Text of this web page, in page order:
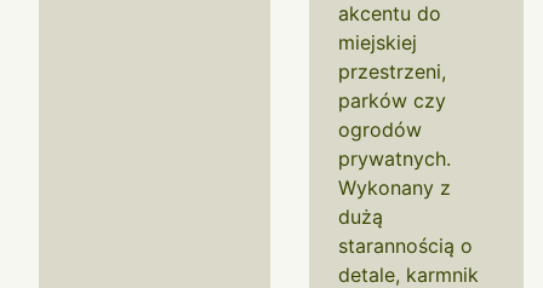
akcentu do
miejskiej
przestrzeni,
parków czy
ogrodów
prywatnych.
Wykonany z
dużą
starannością o
detale, karmnik